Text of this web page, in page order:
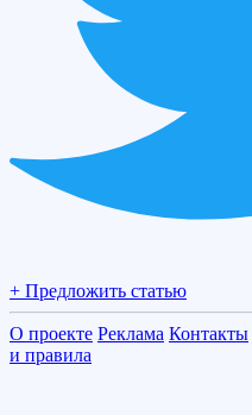
+ Предложить статью
О проекте Реклама Контакты
и правила